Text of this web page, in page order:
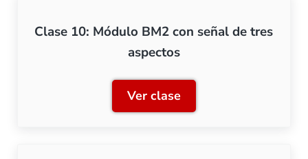
Clase 10: Módulo BM2 con señal de tres
aspectos
Ver claseClase 10: Módulo BM2